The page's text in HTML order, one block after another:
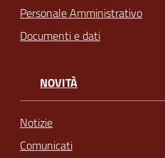
Personale Amministrativo
Documenti e dati
NOVITÀ
Notizie
Comunicati